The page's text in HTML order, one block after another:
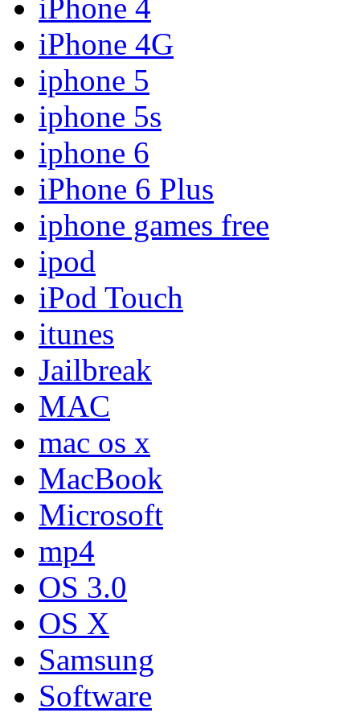
iPhone 4
iPhone 4G
iphone 5
iphone 5s
iphone 6
iPhone 6 Plus
iphone games free
ipod
iPod Touch
itunes
Jailbreak
MAC
mac os x
MacBook
Microsoft
mp4
OS 3.0
OS X
Samsung
Software